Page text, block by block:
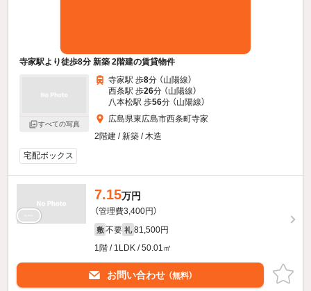
寺家駅より徒歩8分 新築 2階建の賃貸物件
すべての写真
寺家駅 歩8分 （山陽線）
西条駅 歩26分 （山陽線）
八本松駅 歩56分 （山陽線）
広島県東広島市西条町寺家
2階建 / 新築 / 木造
宅配ボックス
7.15万円
（管理費3,400円）
敷 不要 礼 81,500円
1階 / 1LDK / 50.01㎡
お問い合わせ （無料）